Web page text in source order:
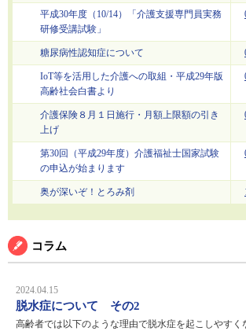
平成30年度（10/14）「介護支援専門員実務
研修受講試験」
糖尿病性認知症について
IoT等を活用した介護への取組・平成29年版
高齢社会白書より
介護保険８月１日施行・月額上限額の引き
上げ
第30回（平成29年度）介護福祉士国家試験
の申込が始まります
奥が深いぞ！とろみ剤
コラム
2024.04.15
脱水症について その2
高齢者では以下のような理由で脱水症を起こしやすく